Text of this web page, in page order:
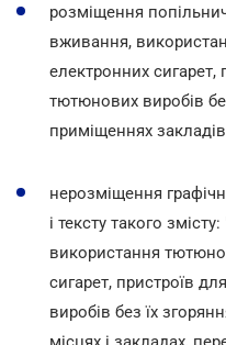
розміщення
вживання,
електронних
тютюнових виробів
приміщеннях
нерозміщення
і тексту такого
використання
сигарет, пристроїв
виробів без їх